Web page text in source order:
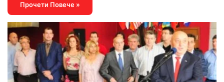
Прочети Повече »